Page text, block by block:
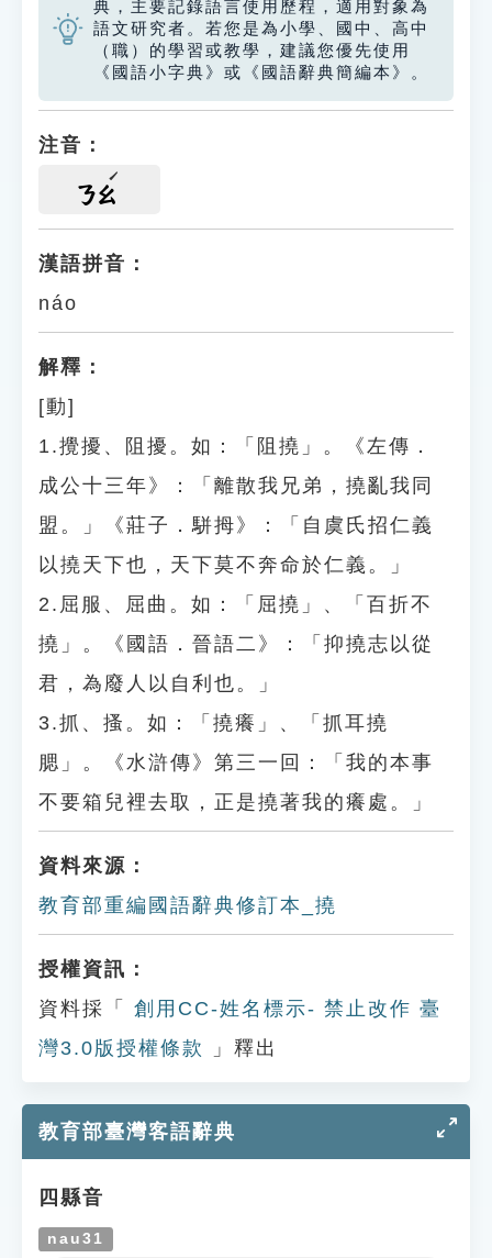
典，主要記錄語言使用歷程，適用對象為
語文研究者。若您是為小學、國中、高中
（職）的學習或教學，建議您優先使用
《國語小字典》或《國語辭典簡編本》。
注音：
ㄋㄠ
漢語拼音：
náo
解釋：
[動]
1.攪擾、阻擾。如：「阻撓」。《左傳．
成公十三年》：「離散我兄弟，撓亂我同
盟。」《莊子．駢拇》：「自虞氏招仁義
以撓天下也，天下莫不奔命於仁義。」
2.屈服、屈曲。如：「屈撓」、「百折不
撓」。《國語．晉語二》：「抑撓志以從
君，為廢人以自利也。」
3.抓、搔。如：「撓癢」、「抓耳撓
腮」。《水滸傳》第三一回：「我的本事
不要箱兒裡去取，正是撓著我的癢處。」
資料來源：
教育部重編國語辭典修訂本_撓
授權資訊：
資料採「
創用CC-姓名標示- 禁止改作 臺
灣3.0版授權條款
」釋出
教育部臺灣客語辭典
四縣音
nau31